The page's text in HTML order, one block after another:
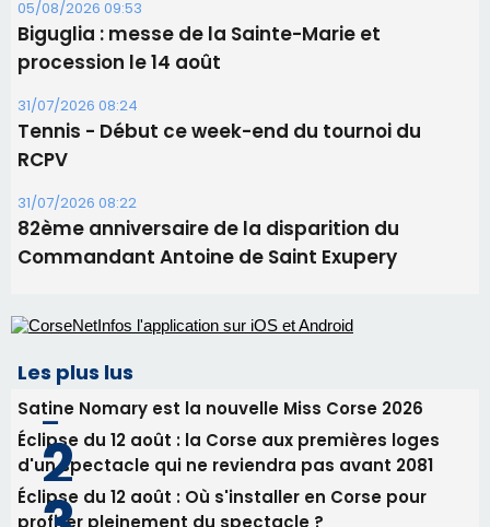
11 août
06/08/2026 15:25
Corte – L’association A Nuciola organise une
projection sous les étoiles
06/08/2026 15:04
Alata - Soirée Tango Argentin au stade de San
Benedetto
05/08/2026 09:53
procession le 14 août
31/07/2026 08:24
Tennis - Début ce week-end du tournoi du
RCPV
31/07/2026 08:22
82ème anniversaire de la disparition du
Commandant Antoine de Saint Exupery